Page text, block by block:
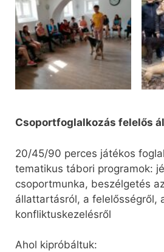
Csoportfoglalkozás felelős
20/45/90 perces játékos
tematikus tábori programok:
csoportmunka, beszélgetés
állattartásról, a felelősségről,
konfliktuskezelésről
Ahol kipróbáltuk: